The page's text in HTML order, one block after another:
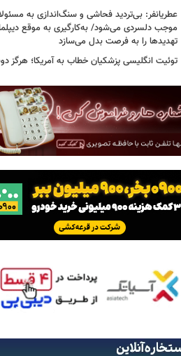
عطریانفر: بی‌تردید فحاشی و سنگ‌اندازی به
موجب دلسردی می‌شود/ به‌کارگیری به موقع
تهدیدها را به فرصت بدل می‌سازد
توئیت انگلیسی پزشکیان خطاب به آمریکا؛ هرگز